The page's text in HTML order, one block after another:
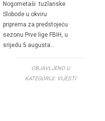
Nogometaši tuzlanske
Slobode u okviru
priprema za predstojeću
sezonu Prve lige FBIH, u
srijedu 5.augusta…
OBJAVLJENO U
KATEGORIJI: VIJESTI